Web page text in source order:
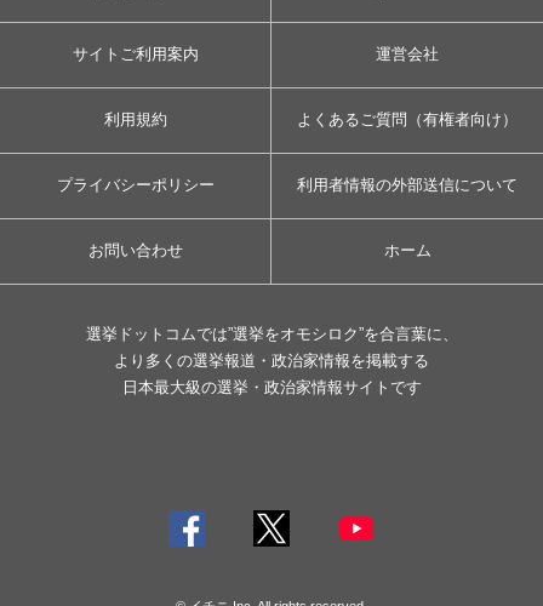
サイトご利用案内 運営会社
利用規約 よくあるご質問（有権者向け）
プライバシーポリシー 利用者情報の外部送信について
お問い合わせ ホーム
選挙ドットコムでは”選挙をオモシロク”を合言葉に、
より多くの選挙報道・政治家情報を掲載する
日本最大級の選挙・政治家情報サイトです